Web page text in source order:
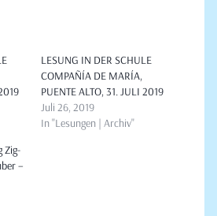
LESUNG IN DER SCHULE
COMPAÑÍA DE MARÍA,
PUENTE ALTO, 31. JULI 2019
Juli 26, 2019
In "Lesungen | Archiv"
Zig-
–